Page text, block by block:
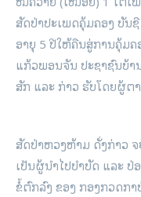
ສັດປ່າປະເພດຄຸ້ມຄອງ ບັນ
ອາຍຸ 5 ປີໃຫ້ຄືນສູ່ການຄຸ້ມ
ແກ້ວພອນຈັນ ປະຊາຊົນບ້າ
ສັກ ແລະ ກ່າວ ຮັບໂດຍຜູ້ຕ
ສັດປ່າຫວງຫ້າມ ດັ່ງກ່າວ
ເປັນຜູ້ນຳໄປບໍາບັດ ແລະ
ຂໍ້ຕົກລົງ ຂອງ ກອງກວດກ